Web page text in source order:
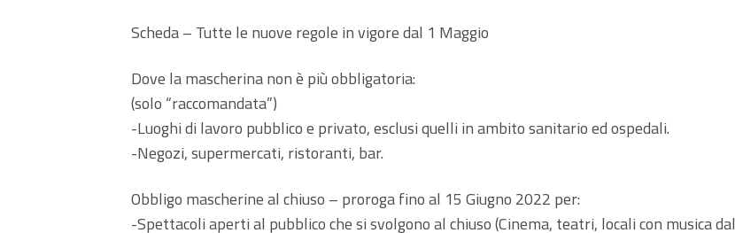
Scheda – Tutte le nuove regole in vigore dal 1 Maggio
Dove la mascherina non è più obbligatoria:
(solo “raccomandata”)
-Luoghi di lavoro pubblico e privato, esclusi quelli in ambito sanitario ed ospedali.
-Negozi, supermercati, ristoranti, bar.
Obbligo mascherine al chiuso – proroga fino al 15 Giugno 2022 per:
-Spettacoli aperti al pubblico che si svolgono al chiuso (Cinema, teatri, locali con musica dal